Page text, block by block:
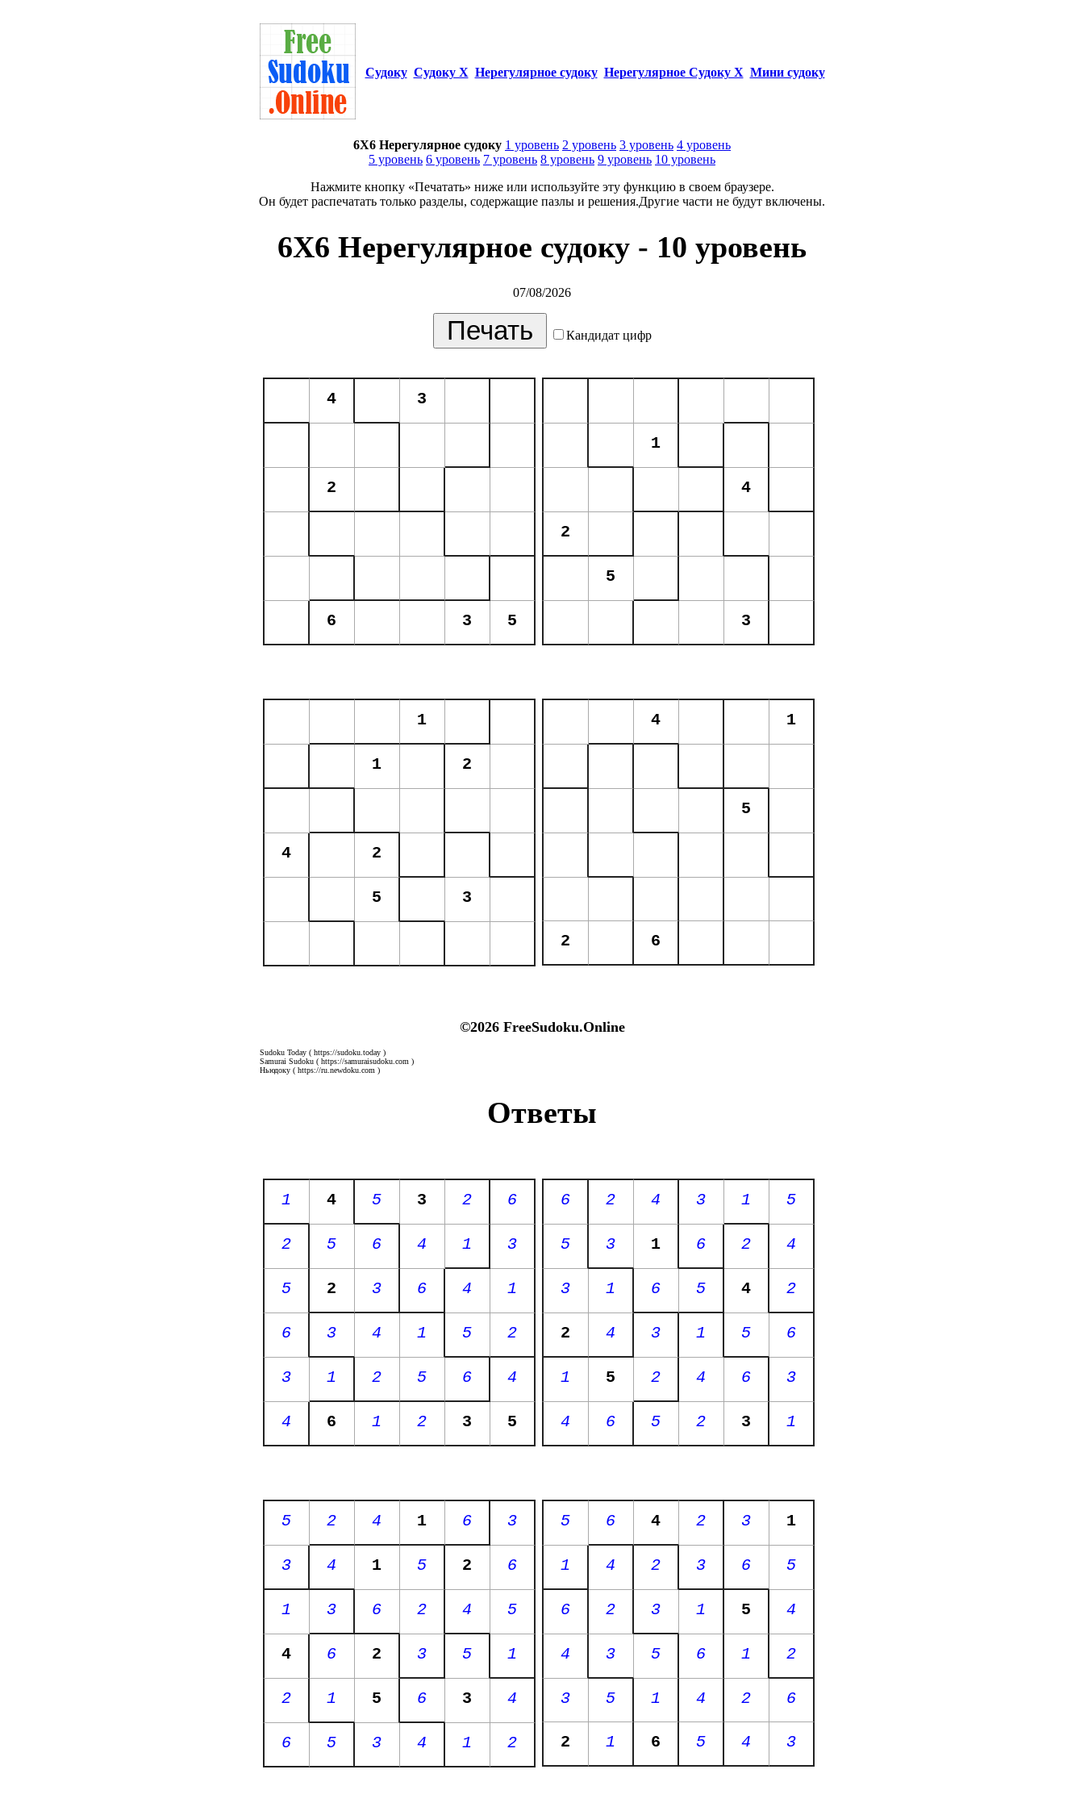
Судоку Судоку Х Нерегулярное судоку Нерегулярное Судоку Х Мини судоку
6X6 Нерегулярное судоку 1 уровень 2 уровень 3 уровень 4 уровень
5 уровень 6 уровень 7 уровень 8 уровень 9 уровень 10 уровень
Нажмите кнопку «Печатать» ниже или используйте эту функцию в своем браузере.
Он будет распечатать только разделы, содержащие пазлы и решения.Другие части не будут включены.
6X6 Нерегулярное судоку - 10 уровень
07/08/2026
Кандидат цифр
©2026 FreeSudoku.Online
Sudoku Today ( https://sudoku.today )
Samurai Sudoku ( https://samuraisudoku.com )
Ньюдоку ( https://ru.newdoku.com )
Ответы